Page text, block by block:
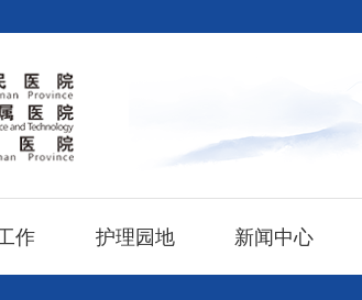
作 护理园地 新闻中心